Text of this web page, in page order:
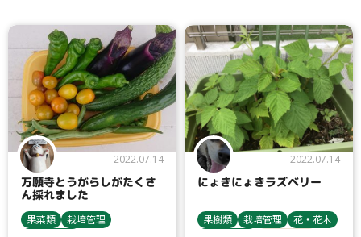
2022.07.14
万願寺とうがらしがたくさ
ん採れました
果菜類
栽培管理
2022.07.14
にょきにょきラズベリー
果樹類 栽培管理
花・花木